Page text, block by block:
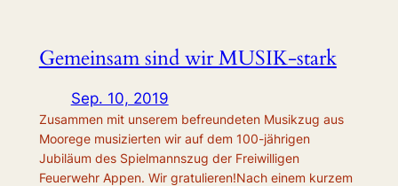
Gemeinsam sind wir MUSIK-stark
Sep. 10, 2019
Zusammen mit unserem befreundeten Musikzug aus
Moorege musizierten wir auf dem 100-jährigen
Jubiläum des Spielmannszug der Freiwilligen
Feuerwehr Appen. Wir gratulieren!Nach einem kurzem